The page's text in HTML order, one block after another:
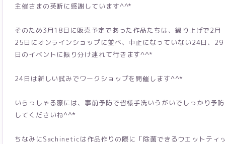
主催さまの英断に感謝しています^^*
そのため3月18日に販売予定であった作品たちは、繰り上げで2月
25日にオンラインショップに並べ、中止になっていない24日、29
日のイベントに振り分け連れて行きます^^*
24日は新しい試みでワークショップを開催します^^*
いらっしゃる際には、事前予防で皆様手洗いうがいでしっかり予防
してくださいね^^*
ちなみにSachineticは作品作りの際に「除菌できるウエットティ